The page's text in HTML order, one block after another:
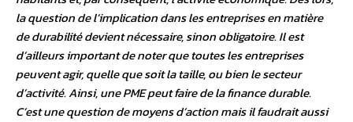
la question de l’implication dans les entreprises en matière
de durabilité devient nécessaire, sinon obligatoire. Il est
d’ailleurs important de noter que toutes les entreprises
peuvent agir, quelle que soit la taille, ou bien le secteur
d’activité. Ainsi, une PME peut faire de la finance durable.
C’est une question de moyens d’action mais il faudrait aussi